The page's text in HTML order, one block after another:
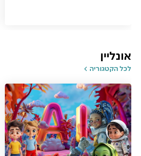
אונליין
לכל הקטגוריה